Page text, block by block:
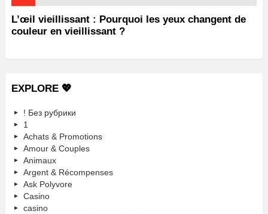
L’œil vieillissant : Pourquoi les yeux changent de
couleur en vieillissant ?
EXPLORE 💖
! Без рубрики
1
Achats & Promotions
Amour & Couples
Animaux
Argent & Récompenses
Ask Polyvore
Casino
casino